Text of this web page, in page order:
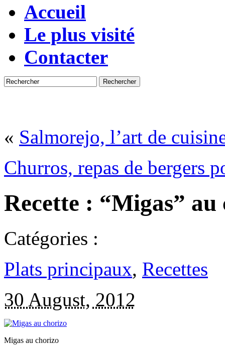
Accueil
Le plus visité
Contacter
Rechercher
« Salmorejo, l’art de
Churros, repas de bergers
Recette : “Migas”
Catégories :
Plats principaux, Recettes
30 August, 2012
Migas au chorizo